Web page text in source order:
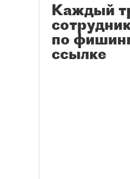
Каждый
по
ссылке